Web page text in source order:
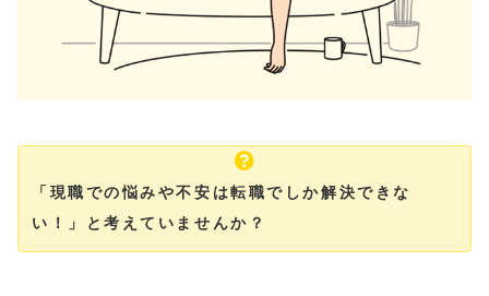
「現職での悩みや不安は転職でしか解決できな
い！」と考えていませんか？